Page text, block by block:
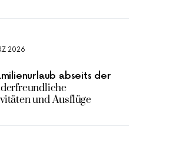
2026
abseits der
und Ausflüge